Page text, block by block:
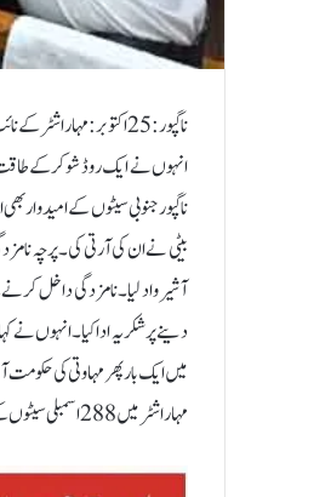
ناگپور:25
انہوں نے ایک روڈ شو کرکے طاقت
ناگپور جنوبی سیٹوں کے امیدوار
بیٹی نے ان کی آرتی کی۔ پرچہ
آشیرواد لیا۔ نامزدگی داخل
دینے پر شکریہ ادا کیا۔ انہوں نے
میں ایک بار پھر مہاوتی کی
مہاراشٹر میں 288 اسمبلی سیٹوں کے لیے 20 نومبر کو ایک ہی مرحلے میں ووٹنگ ہونی ہے۔ انتخابی نتائج کا اعلان 23 نومبر کو کیا جائے گا۔